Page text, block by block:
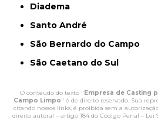
Diadema
Santo André
São Bernardo do Campo
São Caetano do Sul
O conteúdo do texto "Empresa de Casting
Campo Limpo" é de direito reservado. Sua
citando nossos links, é proibida sem a
direito autoral – artigo 184 do Código Penal – Lei